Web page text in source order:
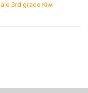
3rd grade Kiwi